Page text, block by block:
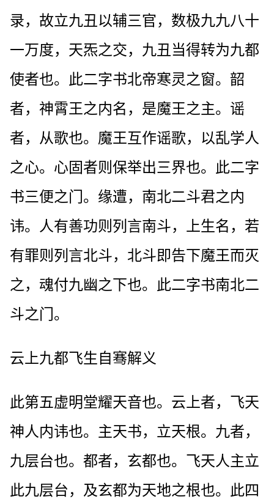
录，故立九丑以辅三官，数极九九八十
一万度，天炁之交，九丑当得转为九都
使者也。此二字书北帝寒灵之窗。韶
者，神霄王之内名，是魔王之主。谣
者，从歌也。魔王互作谣歌，以乱学人
之心。心固者则保举出三界也。此二字
书三便之门。缘遭，南北二斗君之内
讳。人有善功则列言南斗，上生名，若
有罪则列言北斗，北斗即告下魔王而灭
之，魂付九幽之下也。此二字书南北二
斗之门。
云上九都飞生自骞解义
此第五虚明堂耀天音也。云上者，飞天
神人内讳也。主天书，立天根。九者，
九层台也。都者，玄都也。飞天人主立
此九层台，及玄都为天地之根也。此四